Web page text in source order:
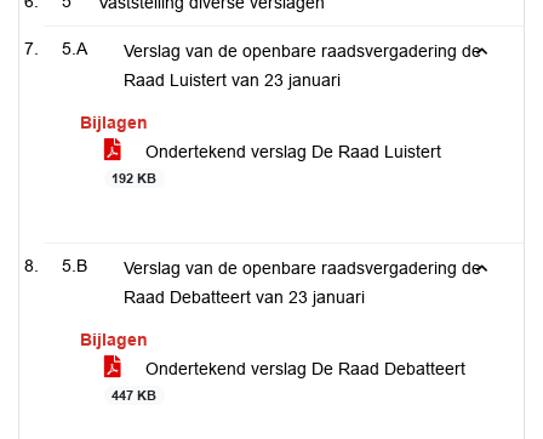
5.A
Verslag van de openbare raadsvergadering de
Raad Luistert van 23 januari
Bijlagen
Ondertekend verslag De Raad Luistert
192 KB
5.B
Verslag van de openbare raadsvergadering de
Raad Debatteert van 23 januari
Bijlagen
Ondertekend verslag De Raad Debatteert
447 KB